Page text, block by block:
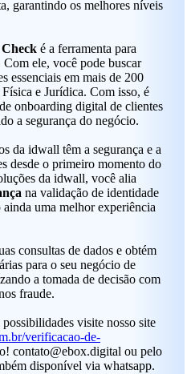
garantindo os melhores níveis
é a ferramenta para
ele, você pode buscar
essenciais em mais de 200
e Jurídica. Com isso, é
onboarding digital de clientes
a segurança do negócio.
da idwall têm a segurança e a
desde o primeiro momento do
da idwall, você alia
na validação de identidade
uma melhor experiência
consultas de dados e obtém
para o seu negócio de
a tomada de decisão com
fraude.
visite nosso site
verificacao-de-
contato@ebox.digital ou pelo
disponível via whatsapp.